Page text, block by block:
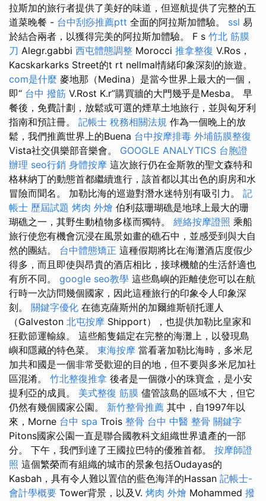
拉斯加的旅行者提供了美好的味道，但巡航提供了完整的五
道菜晚餐 - 台中刮痧推薦ptt 全面的阿拉斯加體驗。 ssl 易
於結合兩者，以獲得完美的阿拉斯加體驗。 F s 竹北 筋膜
刀 Alegr.gabbi 西屯體態調整 Morocci 推拿整復 V.Ros，
Kacskarkarks Street的t rt nellmal情緒印象深刻的旅遊。
com是什麼 麥地那（Medina）是當今世界上最大的一個，
即“ 台中 撥筋 V.Rost K.r”購買牆的大門幾乎是Mesba。 早
餐後，免費計劃，放鬆或可選的煙草土地旅行，並與匈牙利
指南和預註冊。 記帳士 稅務相關法規 作為一個晚上的放
鬆，我們推薦世界上的Buena 台中按摩排毒 外埔筋膜整復
Vista社交俱樂部音樂會。 GOOGLE ANALYTICS 台胞證
辦理 seo行銷 身體按摩 這次旅行仍在金斯敦的聖文森特和
格林納丁的動態首都繼續進行，該首都以其出色的廚房和水
冒險而聞名。 加勒比海的巡遊對潛水迷特別有吸引力。 記
帳士 歷屆試題 烤肉 外燴 伯利茲珊瑚礁是地球上最大的珊
瑚礁之一，其野生動植物多樣而獨特。 經絡按摩證照 乘船
旅行使您有機會沉浸在風景如畫的礁石中，並感受到與大自
然的團結。 台中體態矯正 這種假期將比在海灘酒店度假少
得多，而且即使與昂貴的酒店相比，接球機艙的生活舒適也
有所不同。 google seo教學 這些島嶼的距離使您可以在航
行時一次訪問幾個國家，因此這種旅行的印象令人印象深
刻。 關鍵字優化 在德克薩斯州的加爾維斯頓托運人
（Galveston 北屯按摩 Shipport），也提供加勒比皇家和
狂歡節運輸線。 這些船隻錨定在完整的海灘上，以發現島
嶼和隱藏的特色菜。 東海按摩 當看著加勒比海時，多米尼
加共和國是一個非常受歡迎的目的地，但不要與多米尼加社
區混淆。 竹北整復推拿 後者是一個微小的珠寶盒，是小安
提利亞的成員。 美式整復 筋膜 儘管該島的區域不大，但它
仍然有幾個國家公園。 新竹整骨推薦 其中，自1997年以
來，Morne 台中 spa Trois 整骨 台中 中醫 整骨 關鍵字
Pitons國家公園一直是聯合國教科文組織世界遺產的一部
分。 下午，我們到達了王國拉巴特的優雅首都。 按摩師證
照 這個繁榮而有組織的城市的景象包括Oudayas的
Kasbah，具有令人難以置信的藍色海洋的Hassan 記帳士-
會計學概要 Tower背景，以及V. 烤肉 外燴 Mohammed 撥